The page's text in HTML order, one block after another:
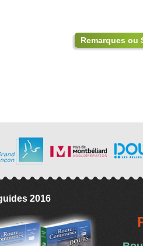
Remarques ou
2016